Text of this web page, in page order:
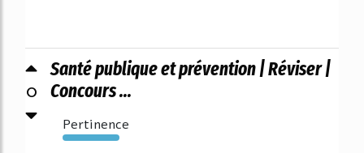
0
Santé publique et prévention | Réviser |
Concours ...
Pertinence
5656%